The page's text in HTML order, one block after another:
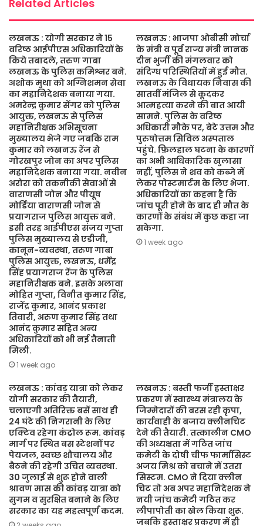
Related Articles
लखनऊ : योगी सरकार ने 15
वरिष्ठ आईपीएस अधिकारियों के
किये तबादले, तरुण गाबा
लखनऊ के पुलिस कमिश्नर बने.
अशोक मुथा को अग्निशमन सेवा
का महानिदेशक बनाया गया.
अमरेन्द्र कुमार सेंगर को पुलिस
आयुक्त, लखनऊ से पुलिस
महानिरीक्षक अभिसूचना
मुख्यालय भेजे गए जबकि राम
कुमार को लखनऊ रेंज से
गोरखपुर जोन का अपर पुलिस
महानिदेशक बनाया गया. नवीन
अरोरा को तकनीकी सेवाओं से
वाराणसी जोन और पीयूष
मोर्डिया वाराणसी जोन से
प्रयागराज पुलिस आयुक्त बने.
इसी तरह आईपीएस संजय गुप्ता
पुलिस मुख्यालय से एडीजी,
कानून-व्यवस्था, तरुण गाबा
पुलिस आयुक्त, लखनऊ, धर्मेंद्र
सिंह प्रयागराज रेंज के पुलिस
महानिरीक्षक बने. इसके अलावा
मोहित गुप्ता, विनीत कुमार सिंह,
राजेंद्र कुमार, आनंद प्रकाश
तिवारी, अरुण कुमार सिंह तथा
आनंद कुमार सहित अन्य
अधिकारियों को भी नई तैनाती
मिली.
1 week ago
लखनऊ : भाजपा ओबीसी मोर्चा
के मंत्री व पूर्व राज्य मंत्री नानक
दीन भुर्जी की मंगलवार को
संदिग्ध परिस्थितियों में हुई मौत.
लखनऊ के विधायक निवास की
सातवीं मंजिल से कूदकर
आत्महत्या करने की बात आयी
सामने. पुलिस के वरिष्ठ
अधिकारी मौके पर, बेटे उत्तम और
पुरुषोत्तम सिविल अस्पताल
पहुंचे. फ़िलहाल घटना के कारणों
का अभी आधिकारिक खुलासा
नहीं, पुलिस ने शव को कब्जे में
लेकर पोस्टमार्टम के लिए भेजा.
अधिकारियों का कहना है कि
जांच पूरी होने के बाद ही मौत के
कारणों के संबंध में कुछ कहा जा
सकेगा.
1 week ago
लखनऊ : कांवड़ यात्रा को लेकर
योगी सरकार की तैयारी,
चलाएगी अतिरिक्त बसें साथ ही
24 घंटे की निगरानी के लिए
एक्टिव रहेगा कंट्रोल रूम. कांवड़
मार्ग पर स्थित बस स्टेशनों पर
पेयजल, स्वच्छ शौचालय और
बैठने की रहेगी उचित व्यवस्था.
30 जुलाई से शुरू होने वाली
श्रावण मास की कांवड़ यात्रा को
सुगम व सुरक्षित बनाने के लिए
सरकार का यह महत्वपूर्ण कदम.
लखनऊ : बस्ती फर्जी हस्ताक्षर
प्रकरण में स्वास्थ्य मंत्रालय के
जिम्मेदारों की बरस रही कृपा,
कार्यवाही के बजाय क्लीनचिट
देने की तैयारी. तत्कालीन CMO
की अध्यक्षता में गठित जांच
कमेटी के दोषी चीफ फार्मासिस्ट
अजय मिश्र को बचाने में उतरा
सिस्टम. CMO ने दिया क्लीन
चिट तो अब अपर महानिदेशक ने
नयी जांच कमेटी गठित कर
लीपापोती का खेल किया शुरू.
जबकि हस्ताक्षर प्रकरण में ही